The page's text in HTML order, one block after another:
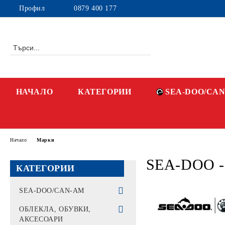
Профил 0879 400 177
НАЧАЛО КАТЕГОРИИ SEA-DOO/
КАТЕГОРИИ
SEA-DOO/CAN-AM
ВОДНИ ДЖЕТОВЕ -
PWC
ОБЛЕКЛА, ОБУВКИ,
АКСЕСОАРИ
Начало Марки
SEA-DOO